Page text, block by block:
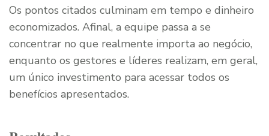
Os pontos citados culminam em tempo e dinheiro
economizados. Afinal, a equipe passa a se
concentrar no que realmente importa ao negócio,
enquanto os gestores e líderes realizam, em geral,
um único investimento para acessar todos os
benefícios apresentados.